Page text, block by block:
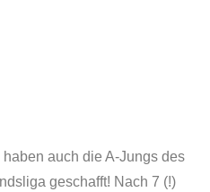
auch die A-Jungs des
geschafft! Nach 7 (!)